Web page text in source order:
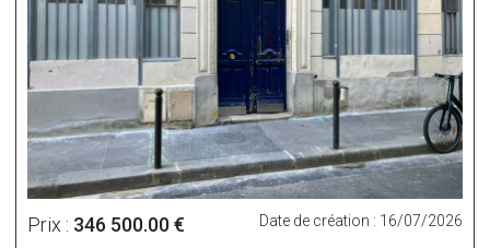
Prix : 346 500.00 € Date de création : 16/07/2026